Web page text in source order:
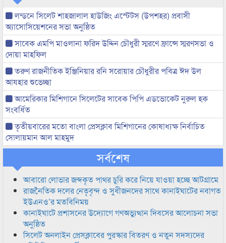
লন্ডনে সিলেট শাহজালাল হাউজিং এস্টেটস (উপশহর) প্রবাসী
অ্যাসোসিয়েশনের সভা অনুষ্ঠিত
সাবেক এমপি মাওলানা ফরিদ উদ্দিন চৌধুরী স্মরণে ফ্রান্সে স্মরণসভা ও
দোয়া মাহফিল
তরুণ রাজনীতিক ইঞ্জিনিয়ার রনি সরোয়ার চৌধুরীর পবিত্র ঈদ উল
আযহার শুভেচ্ছা
আমেরিকার মিশিগানে সিলেটের সাবেক পিপি এডভোকেট নুরুল হক
সংবর্ধিত
তৃতীয়বারের মতো বাংলা প্রেসক্লাব মিশিগানের কোষাধ্যক্ষ নির্বাচিত
সোলায়মান আল মাহমুদ
সর্বশেষ
আবারো লোভার জব্দকৃত পাথর চুরি করে নিয়ে যাওয়া হচ্ছে আটগ্রামে
রাজনৈতিক দলের নেতৃবৃন্দ ও সুধীজনদের সাথে কানাইঘাটের নবাগত
ইউএনও’র মতবিনিময়
কানাইঘাটে প্রশাসনের উদ্যোগে গণঅভ্যুত্থান দিবসের আলোচনা সভা
অনুষ্ঠিত
সিলেট অনলাইন প্রেসক্লাবের পুরস্কার বিতরণ ও নতুন সদস্যদের